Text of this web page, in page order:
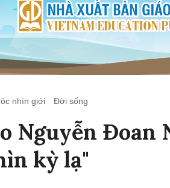
nhìn giới Đời sống
Nguyễn Đoan
kỳ lạ"